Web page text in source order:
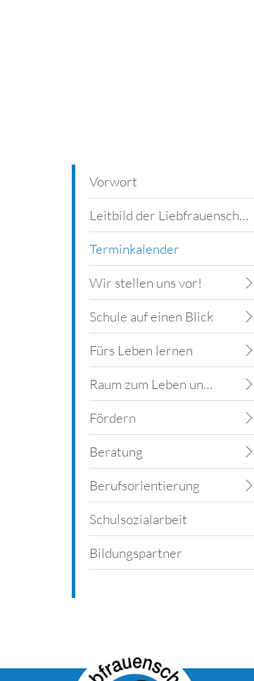
Vorwort
Leitbild der Liebfrauenschule
Terminkalender
Wir stellen uns vor!
Schule auf einen Blick
Fürs Leben lernen
Raum zum Leben und Lernen
Fördern
Beratung
Berufsorientierung
Schulsozialarbeit
Bildungspartner